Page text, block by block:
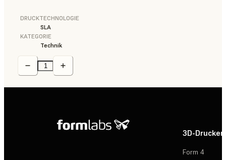
DRUCKTECHNOLOGIE
SLA
KATEGORIE
Technik
3D-Drucker
Form 4